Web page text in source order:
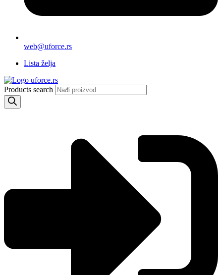
web@uforce.rs
Lista želja
Products search